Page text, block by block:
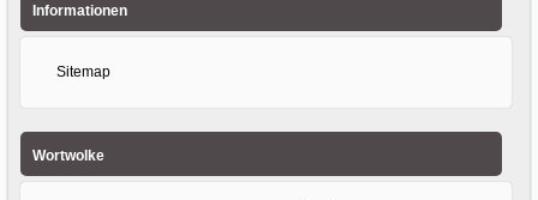
Informationen
Sitemap
Wortwolke